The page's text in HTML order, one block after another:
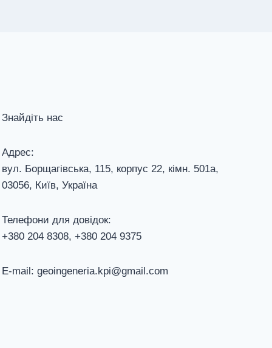
Знайдіть нас
Адрес:
вул. Борщагівська, 115, корпус 22, кiмн. 501а,
03056, Київ, Україна
Телефони для довiдок:
+380 204 8308, +380 204 9375
E-mail: geoingeneria.kpi@gmail.com